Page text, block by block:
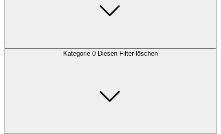
Kategorie 0 Diesen Filter löschen